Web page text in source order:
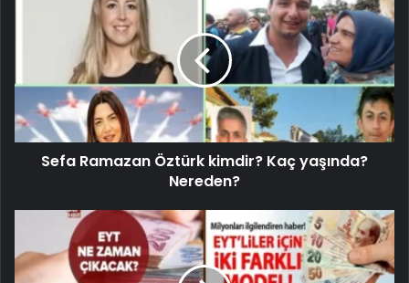
Sefa Ramazan Öztürk kimdir? Kaç yaşında?
Nereden?